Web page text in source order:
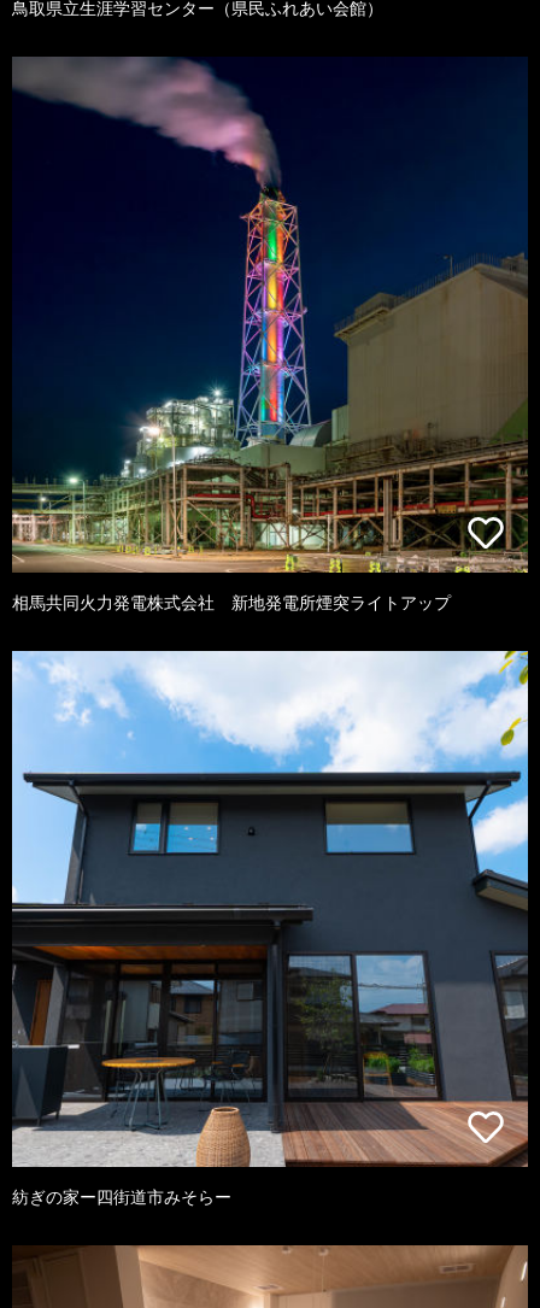
鳥取県立生涯学習センター（県民ふれあい会館）
相馬共同火力発電株式会社 新地発電所煙突ライトアップ
紡ぎの家ー四街道市みそらー